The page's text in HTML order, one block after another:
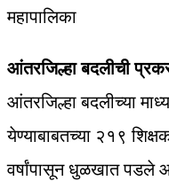
महापालिका
आंतरजिल्हा बदलीची
आंतरजिल्हा बदलीच्या
येण्याबाबतच्या २१९
वर्षांपासून धुळखात पडले